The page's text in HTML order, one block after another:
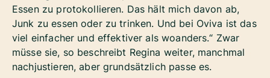
Essen zu protokollieren. Das hält mich davon ab,
Junk zu essen oder zu trinken. Und bei Oviva ist das
viel einfacher und effektiver als woanders.“ Zwar
müsse sie, so beschreibt Regina weiter, manchmal
nachjustieren, aber grundsätzlich passe es.